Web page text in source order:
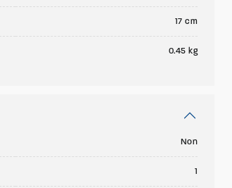
17 cm
0.45 kg
Non
1